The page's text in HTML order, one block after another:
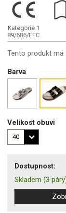
Kategorie 1
89/686/EEC
Tento produkt má
Barva
Velikost obuvi
Dostupnost:
Skladem (3